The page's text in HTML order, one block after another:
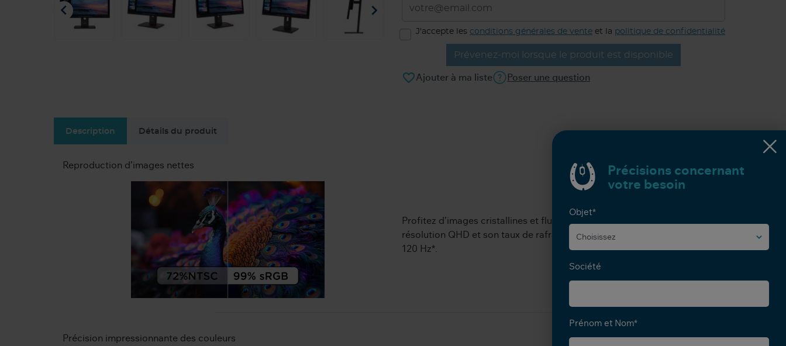
 
favorite_borderAjouter à ma liste Poser une question
J'accepte les conditions générales de vente et la politique de confidentialité
Prévenez-moi lorsque le produit est disponible
Description Détails du produit
Reproduction d’images nettes
Profitez d’images cristallines et fluides sur l’écran IPS avec sa
résolution QHD et son taux de rafraîchissement variable de 48 à
120 Hz*.
Précision impressionnante des couleurs
Précisions concernant
votre besoin
Objet*
Société
Prénom et Nom*